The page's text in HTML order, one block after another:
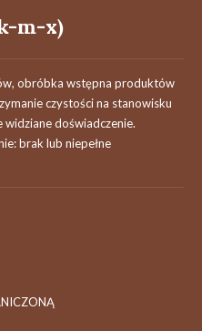
m-x)
obróbka wstępna produktów
czystości na stanowisku
widziane doświadczenie.
brak lub niepełne